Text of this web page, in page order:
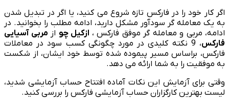
اگر کار خود را در فارکس تازه شروع می کنید، یا اگر در تبدیل شدن
به یک معامله ­گر سودآور مشکل دارید، ادامه مطلب را بخوانید. در
ادامه، مربی و معامله ­گر موفق فارکس ، ازکیل چو از مربی آسیایی
فارکس
، 9 نکته کلیدی در مورد چگونگی کسب سود در معاملات
فارکس، براساس مسیر پیموده شده توسط خود ایشان، از شکست
به موفقیت را به شما ارائه می دهد.
وقتی برای آزمایش این نکات آماده افتتاح حساب آزمایشی شدید،
لیست بهترین کارگزاران حساب آزمایشی فارکس را بررسی کنید.